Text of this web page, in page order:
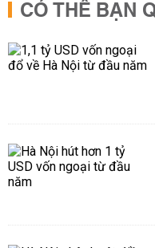
CÓ THỂ BẠN